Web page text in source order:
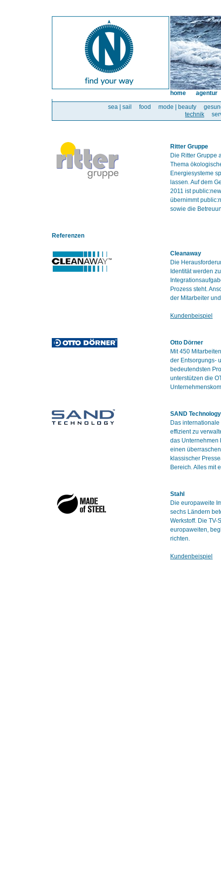
sea | sail food mode | beauty
technik
home agentur
Ritter Gruppe
Die Ritter Gruppe
Thema
Energiesysteme
lassen. Auf dem
2011 ist
übernimmt
sowie die
Referenzen
Cleanaway
Die
Identität werden
Prozess steht.
der Mitarbeiter
Kundenbeispiel
Otto Dörner
Mit 450
der Entsorgungs-
bedeutendsten
unterstützen die
SAND Technology
Das
effizient zu
das Unternehmen
einen
klassischer
Bereich. Alles mit
Stahl
Die europaweite
sechs Ländern
Werkstoff. Die
europaweiten,
richten.
Kundenbeispiel